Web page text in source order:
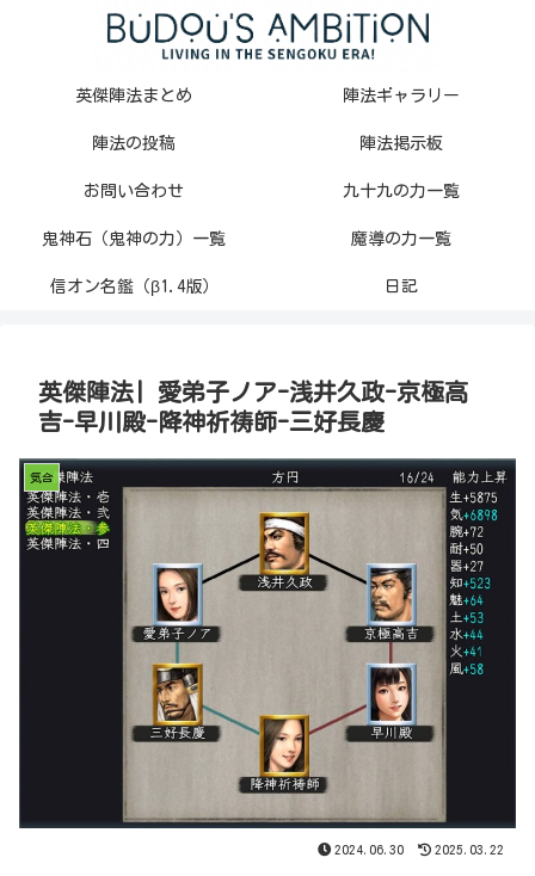
英傑陣法まとめ 陣法ギャラリー
陣法の投稿 陣法掲示板
お問い合わせ 九十九の力一覧
鬼神石（鬼神の力）一覧 魔導の力一覧
信オン名鑑（β1.4版） 日記
英傑陣法| 愛弟子ノア-浅井久政-京極高
吉-早川殿-降神祈祷師-三好長慶
気合
2024.06.30 2025.03.22